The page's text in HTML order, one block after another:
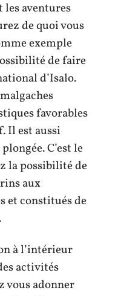
les aventures
de quoi vous
exemple
de faire
d’Isalo.
favorables
Il est aussi
C’est le
la possibilité de
aux
et constitués de
à l’intérieur
activités
vous adonner